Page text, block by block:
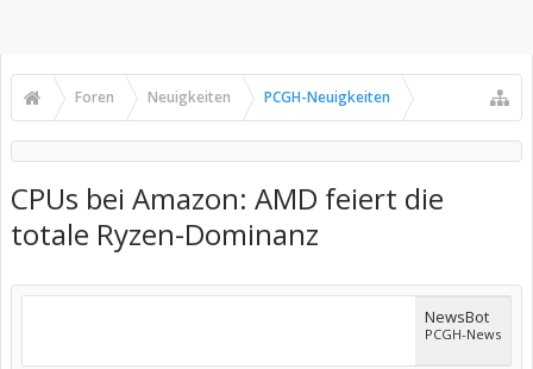
Foren Neuigkeiten PCGH-Neuigkeiten
CPUs bei Amazon: AMD feiert die
totale Ryzen-Dominanz
NewsBot
PCGH-News